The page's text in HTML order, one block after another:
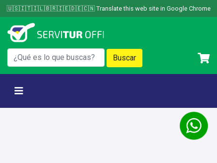
Skip
to
content
🇺🇸🇮🇹🇮🇱🇧🇷🇮🇪🇩🇪🇨🇳 Translate this web site in Google Chrome